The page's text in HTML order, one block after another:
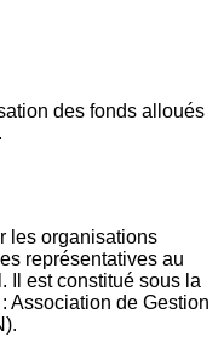
des fonds alloués
les organisations
représentatives au
Il est constitué sous la
Association de Gestion